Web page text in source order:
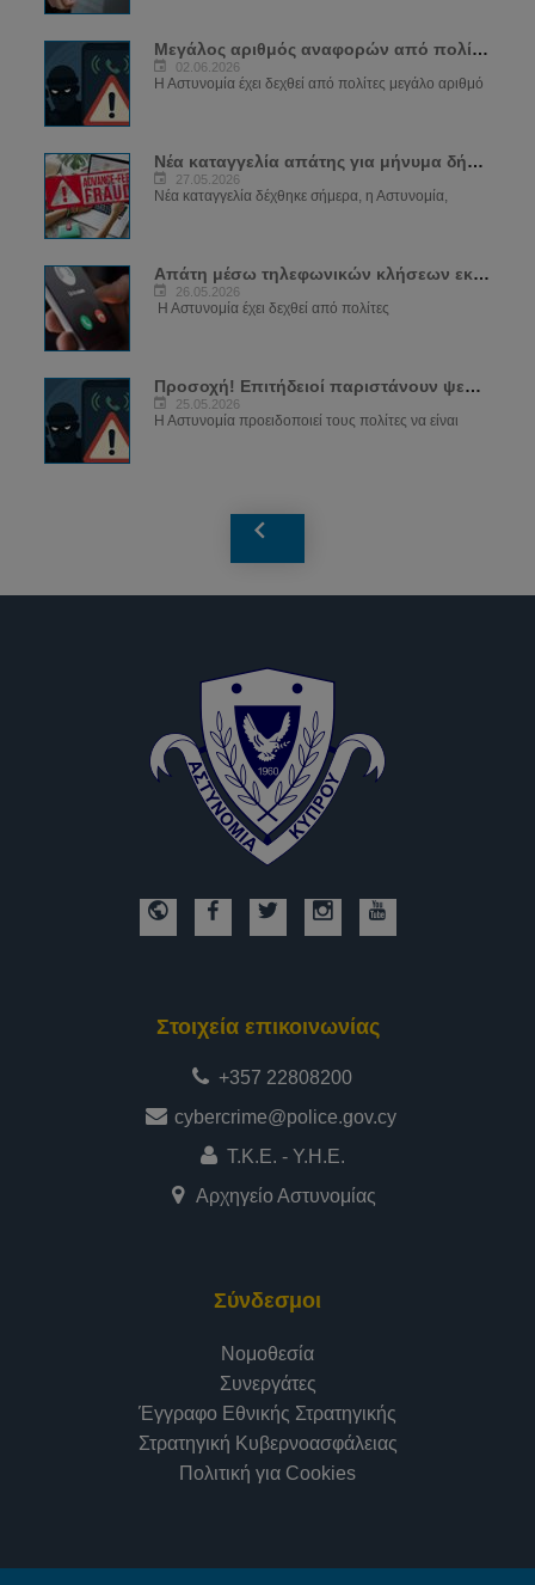
Μεγάλος αριθμός αναφορών από πολίτες για...
02.06.2026
Η Αστυνομία έχει δεχθεί από πολίτες μεγάλο αριθμό
Νέα καταγγελία απάτης για μήνυμα δήθεν...
27.05.2026
Νέα καταγγελία δέχθηκε σήμερα, η Αστυνομία,
Απάτη μέσω τηλεφωνικών κλήσεων εκ μέρους...
26.05.2026
Η Αστυνομία έχει δεχθεί από πολίτες
Προσοχή! Επιτήδειοί παριστάνουν ψευδώς...
25.05.2026
Η Αστυνομία προειδοποιεί τους πολίτες να είναι
Στοιχεία επικοινωνίας
+357 22808200
cybercrime@police.gov.cy
Τ.Κ.Ε. - Υ.Η.Ε.
Αρχηγείο Αστυνομίας
Σύνδεσμοι
Νομοθεσία
Συνεργάτες
Έγγραφο Εθνικής Στρατηγικής
Στρατηγική Κυβερνοασφάλειας
Πολιτική για Cookies